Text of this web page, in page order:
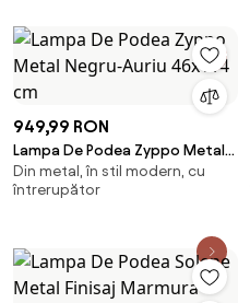
949,99 RON
Lampa De Podea Zyppo Metal
Negru-Auriu 46x114 cm
Din metal, în stil modern, cu
întrerupător